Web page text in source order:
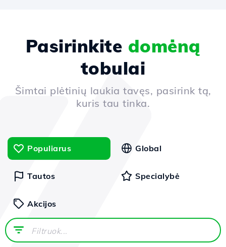
Pasirinkite domėną
tobulai
Šimtai plėtinių laukia tavęs, pasirink tą,
kuris tau tinka.
Populiarus Global
Tautos Specialybė
Akcijos